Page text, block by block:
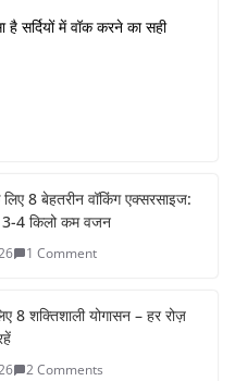
सर्दियों में वॉक करने का सही
8 बेहतरीन वॉकिंग एक्सरसाइज:
3-4 किलो कम वजन
1 Comment
8 शक्तिशाली योगासन – हर रोज़
2 Comments